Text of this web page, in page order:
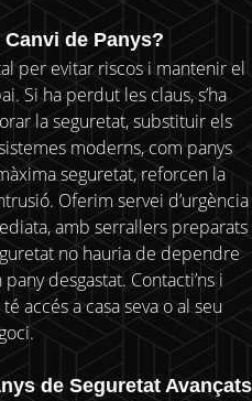
de Panys?
per evitar riscos i mantenir el
Si ha perdut les claus, s’ha
la seguretat, substituir els
moderns, com panys
seguretat, reforcen la
Oferim servei d’urgència
amb serrallers preparats
no hauria de dependre
desgastat. Contacti’ns i
accés a casa seva o al seu
de Seguretat Avançats